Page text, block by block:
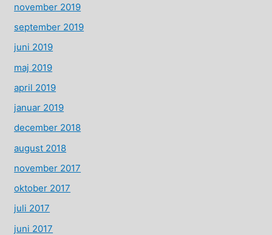
november 2019
september 2019
juni 2019
maj 2019
april 2019
januar 2019
december 2018
august 2018
november 2017
oktober 2017
juli 2017
juni 2017